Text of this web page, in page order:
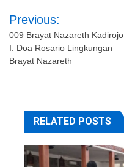
Post
navigation
Previous:
009 Brayat Nazareth Kadirojo
I: Doa Rosario Lingkungan
Brayat Nazareth
RELATED POSTS